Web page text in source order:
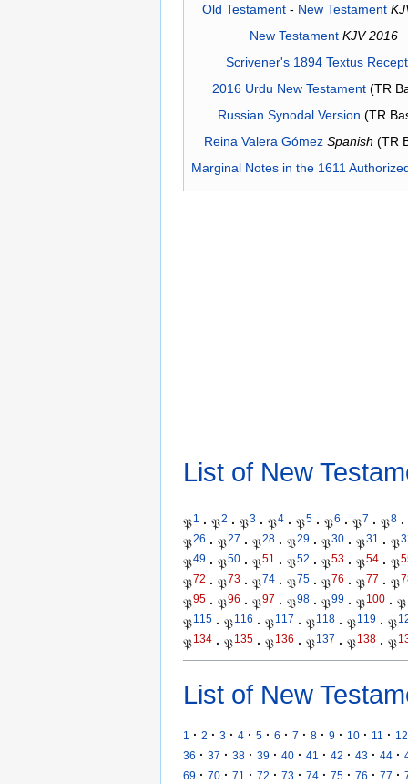
Old Testament- New Testament
New Testament KJV 2016
Scrivener's 1894 Textus
2016 Urdu New Testament(TR
Russian Synodal Version (TR
Reina Valera Gómez Spanish (TR
Marginal Notes in the 1611
List of New
𝔓1 · 𝔓2 · 𝔓3 · 𝔓4 · 𝔓5 · 𝔓6 · 𝔓7 · 𝔓8 ·
𝔓26 · 𝔓27 · 𝔓28 · 𝔓29 · 𝔓30 · 𝔓31 · 𝔓
𝔓49 · 𝔓50 · 𝔓51 · 𝔓52 · 𝔓53 · 𝔓54 · 𝔓
𝔓72 · 𝔓73 · 𝔓74 · 𝔓75 · 𝔓76 · 𝔓77 · 𝔓
𝔓95 · 𝔓96 · 𝔓97 · 𝔓98 · 𝔓99 · 𝔓100 · 𝔓
𝔓115 · 𝔓116 · 𝔓117 · 𝔓118 · 𝔓119 · 𝔓
𝔓134 · 𝔓135 · 𝔓136 · 𝔓137 · 𝔓138 · 𝔓
List of New
1 · 2 · 3 · 4 · 5 · 6 · 7 · 8 · 9 · 10 · 11 · 12
36 · 37 · 38 · 39 · 40 · 41 · 42 · 43 · 44 ·
69 · 70 · 71 · 72 · 73 · 74 · 75 · 76 · 77 ·